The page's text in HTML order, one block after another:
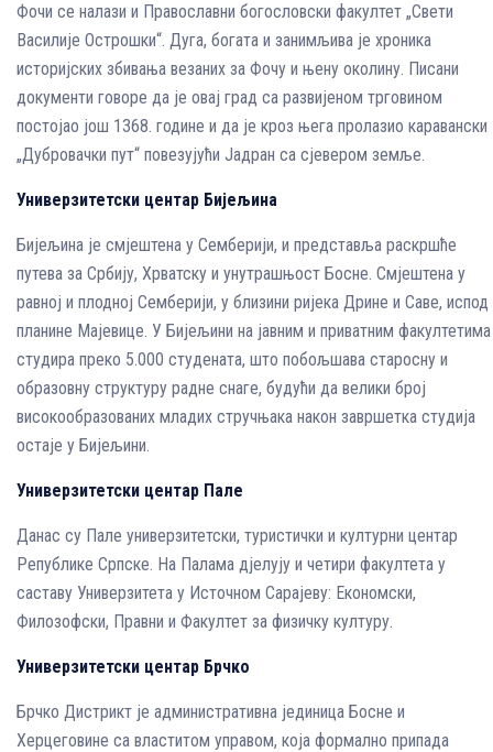
Фочи се налази и Православни богословски факултет „Свети
Василије Острошки“. Дуга, богата и занимљива је хроника
историјских збивања везаних за Фочу и њену околину. Писани
документи говоре да је овај град са развијеном трговином
постојао још 1368. године и да је кроз њега пролазио каравански
„Дубровачки пут“ повезујући Јадран са сјевером земље.
Универзитетски центар Бијељина
Бијељина је смјештена у Семберији, и представља раскршће
путева за Србију, Хрватску и унутрашњост Босне. Смјештена у
равној и плодној Семберији, у близини ријека Дрине и Саве, испод
планине Мајевице. У Бијељини на јавним и приватним факултетима
студира преко 5.000 студената, што побољшава старосну и
образовну структуру радне снаге, будући да велики број
високообразованих младих стручњака након завршетка студија
остаје у Бијељини.
Универзитетски центар Пале
Данас су Пале универзитетски, туристички и културни центар
Републике Српске. На Палама дјелују и четири факултета у
саставу Универзитета у Источном Сарајеву: Економски,
Филозофски, Правни и Факултет за физичку културу.
Универзитетски центар Брчко
Брчко Дистрикт је административна јединица Босне и
Херцеговине са властитом управом, која формално припада